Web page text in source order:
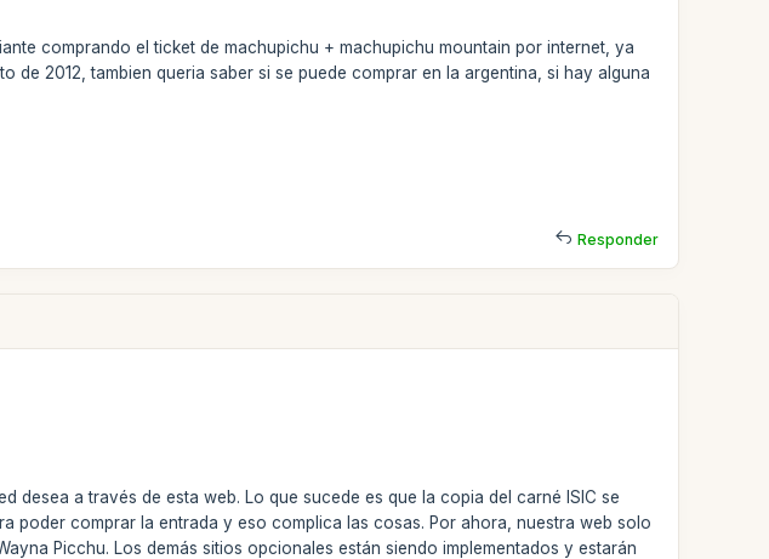
comprando el ticket de machupichu + machupichu mountain por internet, ya
2012, tambien queria saber si se puede comprar en la argentina, si hay alguna
Responder
desea a través de esta web. Lo que sucede es que la copia del carné ISIC se
poder comprar la entrada y eso complica las cosas. Por ahora, nuestra web solo
Picchu. Los demás sitios opcionales están siendo implementados y estarán